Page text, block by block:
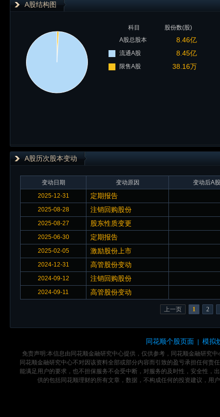
A股结构图
科目
股份数(股)
A股总股本
8.46亿
流通A股 8.45亿
限售A股 38.16万
A股历次股本变动
变动日期 变动原因
变动后A
2025-12-31
定期报告
2025-08-28 注销回购股份
2025-08-27 股东性质变更
2025-06-30 定期报告
2025-02-05 激励股份上市
2024-12-31 高管股份变动
2024-09-12 注销回购股份
2024-09-11 高管股份变动
上一页 1 2
同花顺个股页面 模拟
免责声明:本信息由同花顺金融研究中心提供，仅供参考，同花顺金融研究
同花顺金融研究中心不对因该资料全部或部分内容而引致的盈亏承担任何
能满足用户的要求，也不担保服务不会受中断，对服务的及时性，安全性，
供的包括同花顺理财的所有文章，数据，不构成任何的投资建议，用